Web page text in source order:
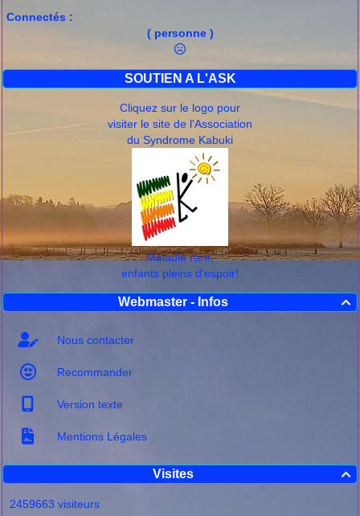
Connectés :
( personne )
SOUTIEN A L'ASK
Cliquez sur le logo pour
visiter le site de l'Association
du Syndrome Kabuki
Maladie rare,
enfants pleins d'espoir!

Webmaster - Infos
Nous contacter
Recommander
Version texte
Mentions Légales

Visites
2459663 visiteurs